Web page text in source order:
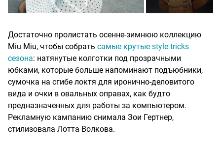
Достаточно пролистать осенне-зимнюю коллекцию
Miu Miu, чтобы собрать самые крутые style tricks
сезона: натянутые колготки под прозрачными
юбками, которые больше напоминают подъюбники,
сумочка на сгибе локтя для иронично-деловитого
вида и очки в овальных оправах, как будто
предназначенных для работы за компьютером.
Рекламную кампанию снимала Зои Гертнер,
стилизовала Лотта Волкова.